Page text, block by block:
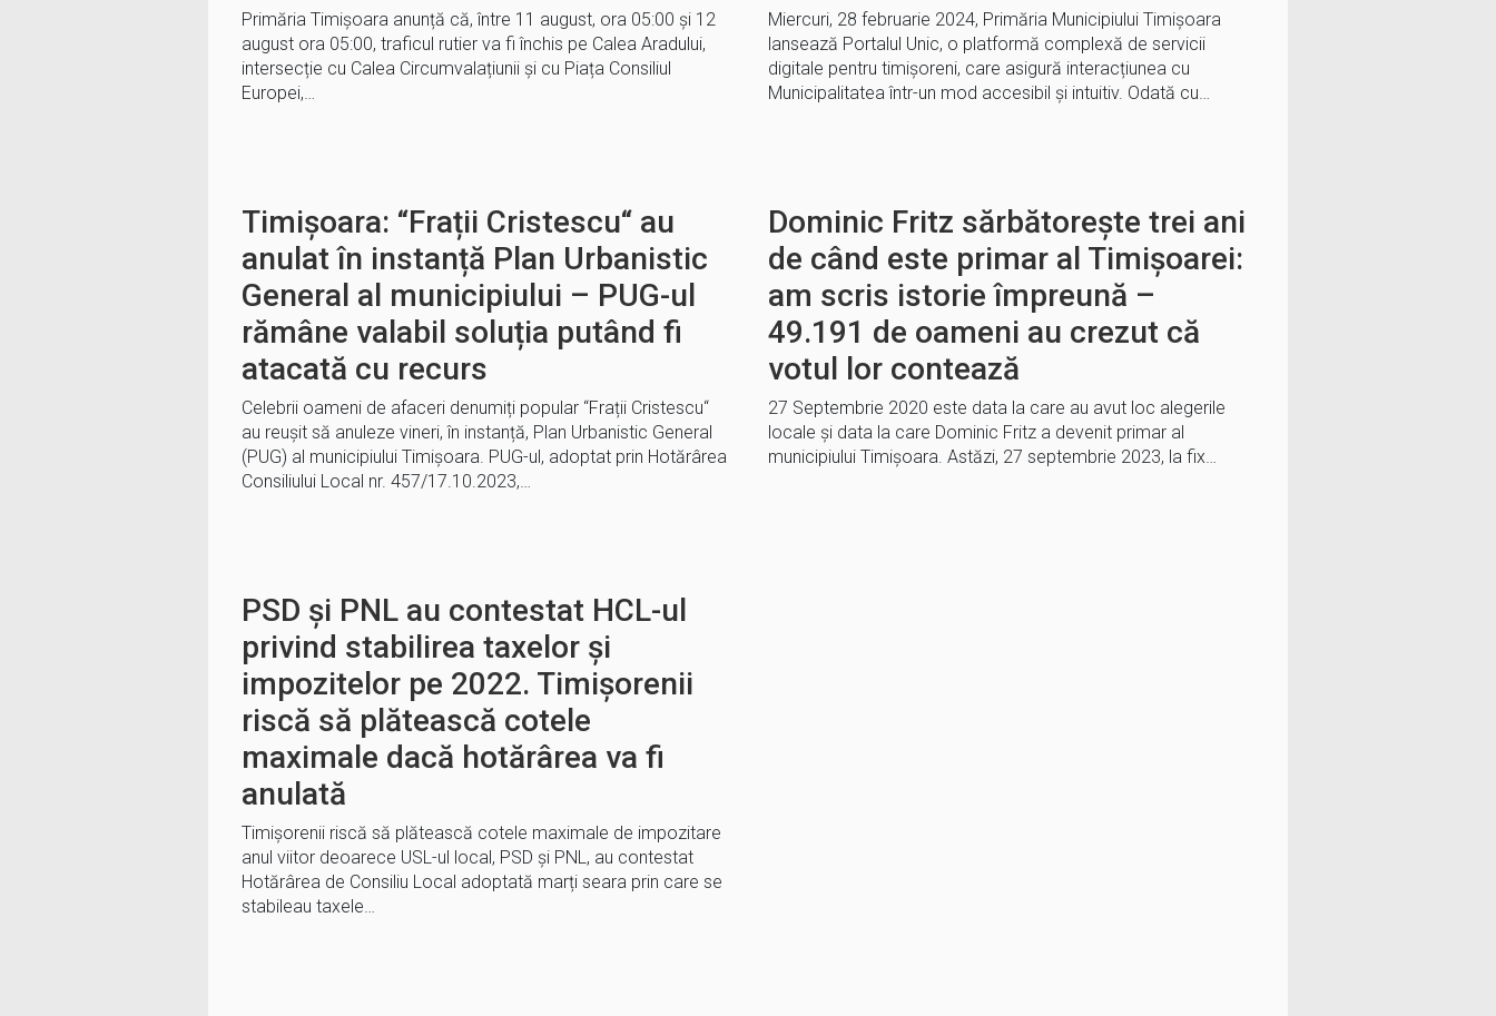
Primăria Timișoara anunță că, între 11 august, ora 05:00 și 12
august ora 05:00, traficul rutier va fi închis pe Calea Aradului,
intersecție cu Calea Circumvalațiunii și cu Piața Consiliul
Europei,…
Miercuri, 28 februarie 2024, Primăria Municipiului Timișoara
lansează Portalul Unic, o platformă complexă de servicii
digitale pentru timișoreni, care asigură interacțiunea cu
Municipalitatea într-un mod accesibil și intuitiv. Odată cu…
Timișoara: “Frații Cristescu“ au
anulat în instanță Plan Urbanistic
General al municipiului – PUG-ul
rămâne valabil soluția putând fi
atacată cu recurs
Celebrii oameni de afaceri denumiți popular “Frații Cristescu“
au reușit să anuleze vineri, în instanță, Plan Urbanistic General
(PUG) al municipiului Timișoara. PUG-ul, adoptat prin Hotărârea
Consiliului Local nr. 457/17.10.2023,…
Dominic Fritz sărbătorește trei ani
de când este primar al Timișoarei:
am scris istorie împreună –
49.191 de oameni au crezut că
votul lor contează
27 Septembrie 2020 este data la care au avut loc alegerile
locale și data la care Dominic Fritz a devenit primar al
municipiului Timișoara. Astăzi, 27 septembrie 2023, la fix…
PSD și PNL au contestat HCL-ul
privind stabilirea taxelor și
impozitelor pe 2022. Timișorenii
riscă să plătească cotele
maximale dacă hotărârea va fi
anulată
Timișorenii riscă să plătească cotele maximale de impozitare
anul viitor deoarece USL-ul local, PSD și PNL, au contestat
Hotărârea de Consiliu Local adoptată marți seara prin care se
stabileau taxele…